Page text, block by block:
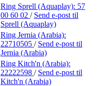
Ring Sprell (Aquaplay): 57
00 60 02 / Send e-post til
Sprell (Aquaplay)
Ring Jernia (Arabia):
22710505 / Send e-post til
Jernia (Arabia)
Ring Kitch'n (Arabia):
22222598 / Send e-post til
Kitch'n (Arabia)